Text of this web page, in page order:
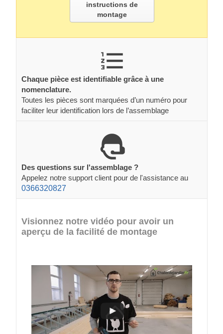
instructions de
montage
Chaque pièce est identifiable grâce à une
nomenclature.
Toutes les pièces sont marquées d’un numéro pour
faciliter leur identification lors de l’assemblage
Des questions sur l'assemblage ?
Appelez notre support client pour de l'assistance au
0366320827
Visionnez notre vidéo pour avoir un
aperçu de la facilité de montage